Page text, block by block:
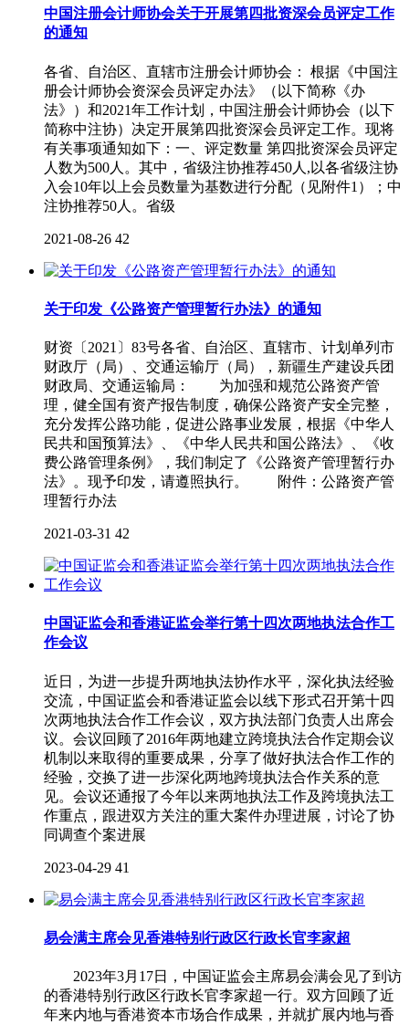
中国注册会计师协会关于开展第四批资深会员评定工作
的通知
各省、自治区、直辖市注册会计师协会： 根据《中国注
册会计师协会资深会员评定办法》（以下简称《办
法》）和2021年工作计划，中国注册会计师协会（以下
简称中注协）决定开展第四批资深会员评定工作。现将
有关事项通知如下：一、评定数量 第四批资深会员评定
人数为500人。其中，省级注协推荐450人,以各省级注协
入会10年以上会员数量为基数进行分配（见附件1）；中
注协推荐50人。省级
2021-08-26 42
关于印发《公路资产管理暂行办法》的通知
财资〔2021〕83号各省、自治区、直辖市、计划单列市
财政厅（局）、交通运输厅（局），新疆生产建设兵团
财政局、交通运输局： 为加强和规范公路资产管
理，健全国有资产报告制度，确保公路资产安全完整，
充分发挥公路功能，促进公路事业发展，根据《中华人
民共和国预算法》、《中华人民共和国公路法》、《收
费公路管理条例》，我们制定了《公路资产管理暂行办
法》。现予印发，请遵照执行。 附件：公路资产管
理暂行办法
2021-03-31 42
中国证监会和香港证监会举行第十四次两地执法合作工
作会议
近日，为进一步提升两地执法协作水平，深化执法经验
交流，中国证监会和香港证监会以线下形式召开第十四
次两地执法合作工作会议，双方执法部门负责人出席会
议。会议回顾了2016年两地建立跨境执法合作定期会议
机制以来取得的重要成果，分享了做好执法合作工作的
经验，交换了进一步深化两地跨境执法合作关系的意
见。会议还通报了今年以来两地执法工作及跨境执法工
作重点，跟进双方关注的重大案件办理进展，讨论了协
同调查个案进展
2023-04-29 41
易会满主席会见香港特别行政区行政长官李家超
2023年3月17日，中国证监会主席易会满会见了到访
的香港特别行政区行政长官李家超一行。双方回顾了近
年来内地与香港资本市场合作成果，并就扩展内地与香